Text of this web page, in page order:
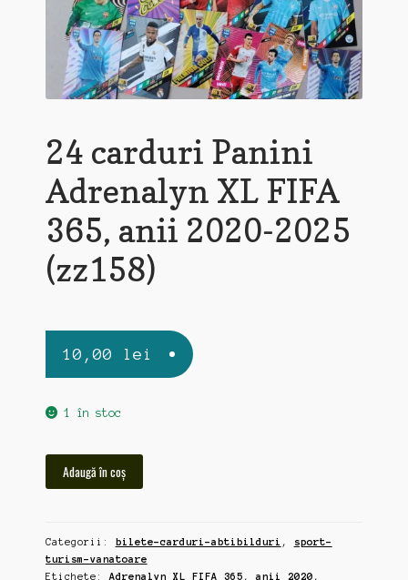
24 carduri Panini
Adrenalyn XL FIFA
365, anii 2020-2025
(zz158)
10,00 lei
1 în stoc
Adrenalyn
XL
Adaugă în coș
Categorii: bilete-carduri-abtibilduri ,
sport-
turism-vanatoare
Etichete: Adrenalyn XL FIFA 365 ,anii 2020 ,